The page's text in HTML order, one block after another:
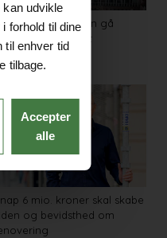
museum, man kan gå
igennem uden billet
6 mio. kroner skal skabe
og bevidsthed om
kan udvikle
forhold til dine
til enhver tid
tilbage.
Accepter
alle